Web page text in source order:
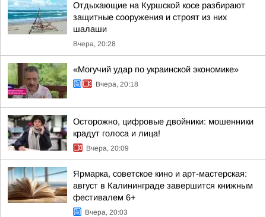
Отдыхающие на Куршской косе разбирают
защитные сооружения и строят из них
шалаши
Вчера, 20:28
«Могучий удар по украинской экономике»
Вчера, 20:18
Осторожно, цифровые двойники: мошенники
крадут голоса и лица!
Вчера, 20:09
Ярмарка, советское кино и арт-мастерская:
август в Калининграде завершится книжным
фестивалем 6+
Вчера, 20:03